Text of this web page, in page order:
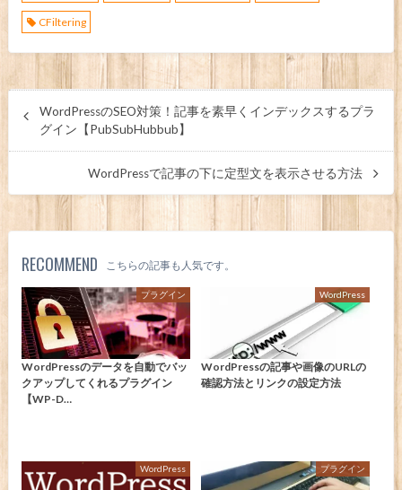
CFiltering
WordPressのSEO対策！記事を素早くインデックスするプラ
グイン【PubSubHubbub】
WordPressで記事の下に定型文を表示させる方法
RECOMMEND こちらの記事も人気です。
プラグイン
WordPressのデータを自動でバッ
クアップしてくれるプラグイン
【WP-D…
WordPress
WordPressの記事や画像のURLの
確認方法とリンクの設定方法
WordPress プラグイン